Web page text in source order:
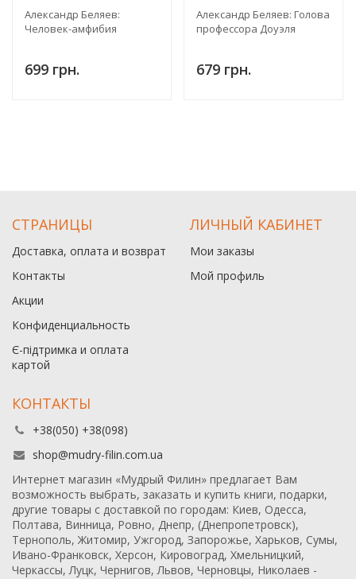
Александр Беляев:
Человек-амфибия
699 грн.
Александр Беляев: Голова
профессора Доуэля
679 грн.
СТРАНИЦЫ
Доставка, оплата и возврат
Контакты
Акции
Конфиденциальность
Є-підтримка и оплата
картой
ЛИЧНЫЙ КАБИНЕТ
Мои заказы
Мой профиль
КОНТАКТЫ
+38(050) +38(098)
shop@mudry-filin.com.ua
Интернет магазин «Мудрый Филин» предлагает Вам
возможность выбрать, заказать и купить книги, подарки,
другие товары с доставкой по городам: Киев, Одесса,
Полтава, Винница, Ровно, Днепр, (Днепропетровск),
Тернополь, Житомир, Ужгород, Запорожье, Харьков, Сумы,
Ивано-Франковск, Херсон, Кировоград, Хмельницкий,
Черкассы, Луцк, Чернигов, Львов, Черновцы, Николаев -